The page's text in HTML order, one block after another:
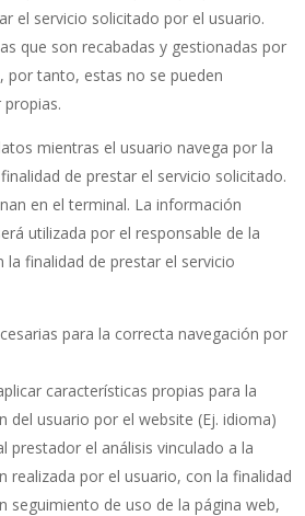
el servicio solicitado por el usuario.
que son recabadas y gestionadas por
por tanto, estas no se pueden
propias.
mientras el usuario navega por la
de prestar el servicio solicitado.
en el terminal. La información
utilizada por el responsable de la
la finalidad de prestar el servicio
para la correcta navegación por
características propias para la
del usuario por el website (Ej. idioma)
prestador el análisis vinculado a la
realizada por el usuario, con la finalidad
seguimiento de uso de la página web,